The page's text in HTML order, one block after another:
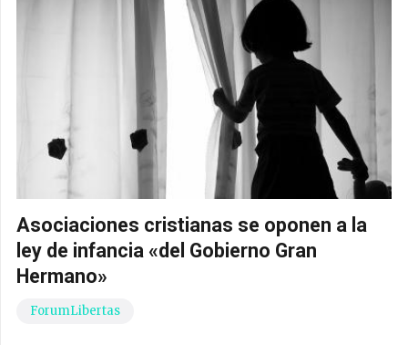
Asociaciones cristianas se oponen a la
ley de infancia «del Gobierno Gran
Hermano»
ForumLibertas